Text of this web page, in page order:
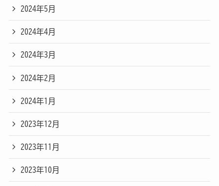
2024年5月
2024年4月
2024年3月
2024年2月
2024年1月
2023年12月
2023年11月
2023年10月